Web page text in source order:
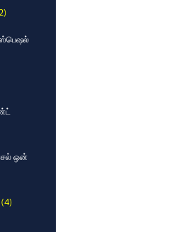
ஸ்பெஷல்
ஒன்
(4)